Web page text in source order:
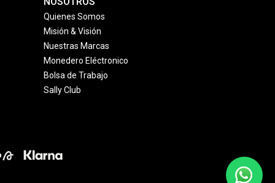
Quienes Somos
Misión & Visión
Nuestras Marcas
Monedero Eléctronico
Bolsa de Trabajo
Sally Club